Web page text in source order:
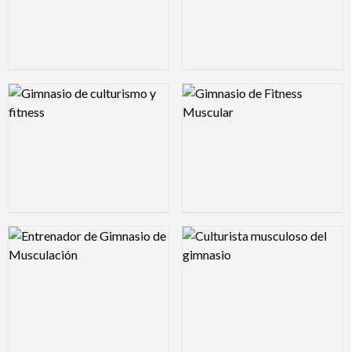
Logo Preview Image Logo Preview Image
Logo Preview Image Logo Preview Image